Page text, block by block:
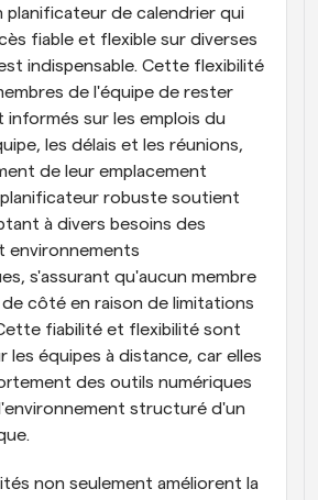
planificateur de calendrier qui
fiable et flexible sur diverses
indispensable. Cette flexibilité
de l'équipe de rester
sur les emplois du
les délais et les réunions,
de leur emplacement
planificateur robuste soutient
à divers besoins des
environnements
s'assurant qu'aucun membre
côté en raison de limitations
fiabilité et flexibilité sont
les équipes à distance, car elles
des outils numériques
structuré d'un
non seulement améliorent la